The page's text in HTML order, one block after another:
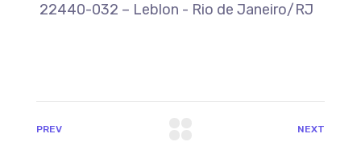
22440-032 – Leblon - Rio de Janeiro/RJ
PREV NEXT